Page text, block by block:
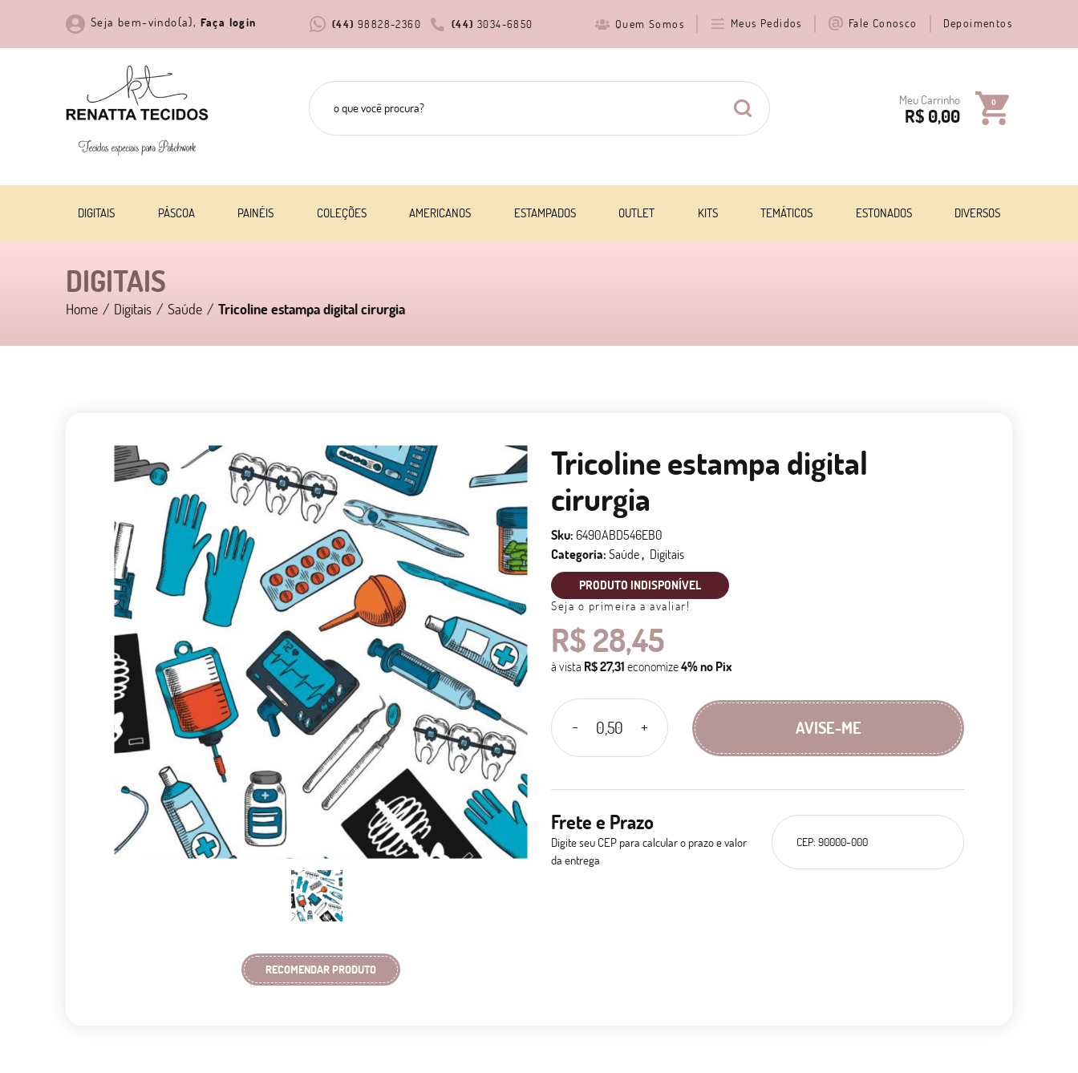
Seja bem-vindo(a), Faça login (44) 3034-6850
(44) 98828-2360 Quem Somos Meus Pedidos Fale Conosco Depoimentos
Meu Carrinho 0
R$ 0,00
DIGITAIS PÁSCOA PAINÉIS COLEÇÕES AMERICANOS ESTAMPADOS OUTLET KITS TEMÁTICOS ESTONADOS DIVERSOS
DIGITAIS
Home Digitais Saúde Tricoline estampa digital cirurgia
RECOMENDAR PRODUTO
Tricoline estampa digital
cirurgia
Sku: 6490ABD546EB0
Categoria: Saúde Digitais
PRODUTO INDISPONÍVEL
Seja o primeira a avaliar!
R$ 28,45
à vista R$ 27,31 economize4%no Pix
AVISE-ME
Frete e Prazo
Digite seu CEP para calcular o prazo e valor
da entrega